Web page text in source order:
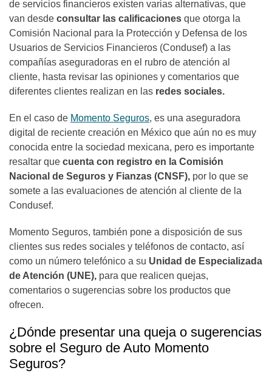
de servicios financieros existen varias alternativas, que
van desde consultar las calificaciones que otorga la
Comisión Nacional para la Protección y Defensa de los
Usuarios de Servicios Financieros (Condusef) a las
compañías aseguradoras en el rubro de atención al
cliente, hasta revisar las opiniones y comentarios que
diferentes clientes realizan en las redes sociales.
En el caso de Momento Seguros, es una aseguradora
digital de reciente creación en México que aún no es muy
conocida entre la sociedad mexicana, pero es importante
resaltar que cuenta con registro en la Comisión
Nacional de Seguros y Fianzas (CNSF), por lo que se
somete a las evaluaciones de atención al cliente de la
Condusef.
Momento Seguros, también pone a disposición de sus
clientes sus redes sociales y teléfonos de contacto, así
como un número telefónico a su Unidad de Especializada
de Atención (UNE), para que realicen quejas,
comentarios o sugerencias sobre los productos que
ofrecen.
¿Dónde presentar una queja o sugerencias
sobre el Seguro de Auto Momento
Seguros?